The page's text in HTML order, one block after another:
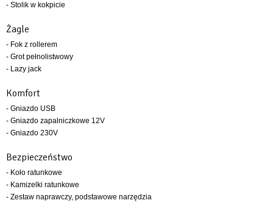
- Stolik w kokpicie
Żagle
- Fok z rollerem
- Grot pełnolistwowy
- Lazy jack
Komfort
- Gniazdo USB
- Gniazdo zapalniczkowe 12V
- Gniazdo 230V
Bezpieczeństwo
- Koło ratunkowe
- Kamizelki ratunkowe
- Zestaw naprawczy, podstawowe narzędzia